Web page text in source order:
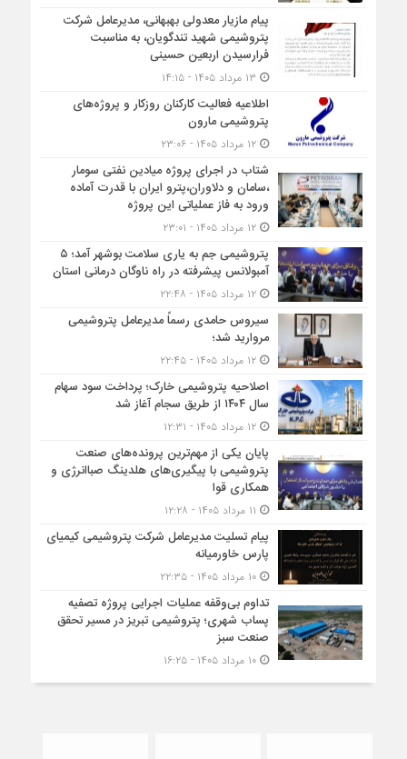
پیام مازیار معدولی بهبهانی، مدیرعامل شرکت
پتروشیمی شهید تندگویان، به مناسبت
فرارسیدن اربعین حسینی
اطلاعیه فعالیت کارکنان روزکار و پروژه‌های
پتروشیمی مارون
۱۲ مرداد ۱۴۰۵ - ۲۳:۰۶
شتاب در اجرای پروژه میادین نفتی سومار
،سامان و دلاوران،پترو ایران با قدرت آماده
ورود به فاز عملیاتی این پروژه
۱۲ مرداد ۱۴۰۵ - ۲۳:۰۱
پتروشیمی جم به یاری سلامت بوشهر آمد؛ ۵
آمبولانس پیشرفته در راه ناوگان درمانی استان
۱۲ مرداد ۱۴۰۵ - ۲۲:۴۸
سیروس حامدی رسماً مدیرعامل پتروشیمی
مروارید شد؛
۱۲ مرداد ۱۴۰۵ - ۲۲:۴۵
اصلاحیه پتروشیمی خارک؛ پرداخت سود سهام
سال ۱۴۰۴ از طریق سجام آغاز شد
۱۲ مرداد ۱۴۰۵ - ۱۲:۳۱
پایان یکی از مهم‌ترین پرونده‌های صنعت
پتروشیمی با پیگیری‌های هلدینگ صباانرژی و
همکاری قوا
پیام تسلیت مدیرعامل شرکت پتروشیمی کیمیای
پارس خاورمیانه
۱۰ مرداد ۱۴۰۵ - ۲۲:۳۵
تداوم بی‌وقفه عملیات اجرایی پروژه تصفیه
پساب شهری؛ پتروشیمی تبریز در مسیر تحقق
صنعت سبز
۱۰ مرداد ۱۴۰۵ - ۱۶:۲۵